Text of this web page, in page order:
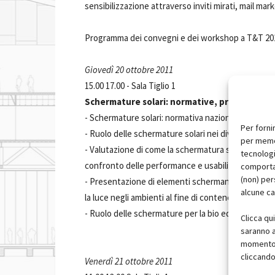
Per
per
(non)
alcune
Clicca
saranno
sensibilizzazione attraverso inviti mirati, mail
Programma dei convegni e dei workshop a T&T
Giovedì 20 ottobre 2011
15.00 17.00 - Sala Tiglio 1
Schermature solari: normative, protocolli e
- Schermature solari: normativa nazionale e
- Ruolo delle schermature solari nei diversi
- Valutazione di come la schermatura sia
confronto delle performance e usabilità dei due
- Presentazione di elementi schermanti mobili o
la luce negli ambienti al fine di contenere
- Ruolo delle schermature per la bio edilizia.
Venerdì 21 ottobre 2011